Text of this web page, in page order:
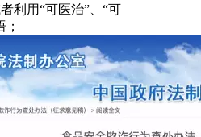
利用“可医治”、“可